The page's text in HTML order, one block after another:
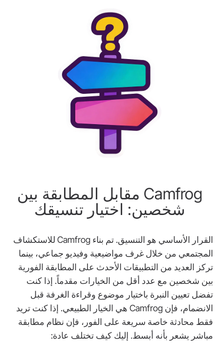
Camfrog مقابل المطابقة بين
شخصين: اختيار تنسيقك
القرار الأساسي هو التنسيق. تم بناء Camfrog للاستكشاف
المجتمعي من خلال غرف مواضيعية وفيديو جماعي، بينما
تركز العديد من التطبيقات الأحدث على المطابقة الفورية
بين شخصين مع عدد أقل من الخيارات مقدماً. إذا كنت
تفضل تعيين النبرة باختيار موضوع وقراءة الغرفة قبل
الانضمام، فإن Camfrog هي الخيار الطبيعي. إذا كنت تريد
فقط محادثة خاصة سريعة على الفور، فإن نظام مطابقة
مباشر يشعر بأنه أبسط. إليك كيف تختلف عادة: